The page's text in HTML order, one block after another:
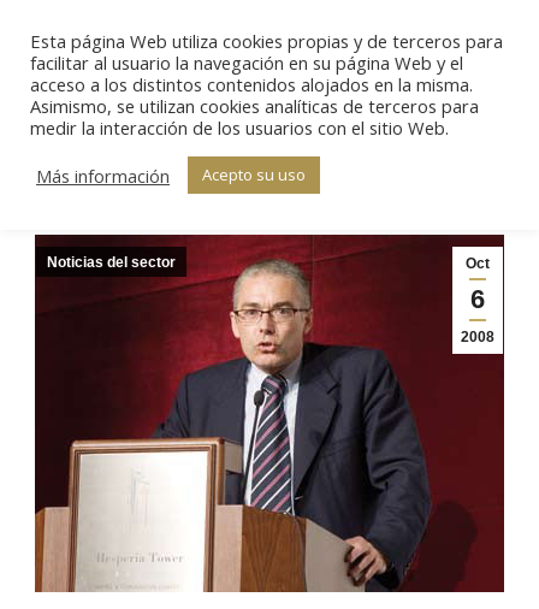
El sector pierde a
Jorge Cruceta
Estás aquí:
Inicio
Noticias del sector
Oct
6
2008
Noticias del sector
Esta página Web utiliza cookies propias y de terceros para
facilitar al usuario la navegación en su página Web y el
acceso a los distintos contenidos alojados en la misma.
Asimismo, se utilizan cookies analíticas de terceros para
medir la interacción de los usuarios con el sitio Web.
Más información
Acepto su uso